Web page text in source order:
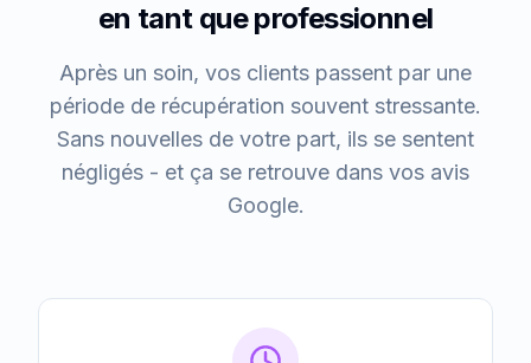
en tant que professionnel
Après un soin, vos clients passent par une
période de récupération souvent stressante.
Sans nouvelles de votre part, ils se sentent
négligés - et ça se retrouve dans vos avis
Google.